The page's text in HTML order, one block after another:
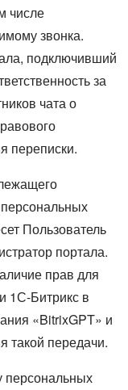
числе
звонка.
подключивший
за
чата о
переписки.
Пользователь
портала.
прав для
1С-Битрикс в
«BitrixGPT» и
такой передачи.
персональных